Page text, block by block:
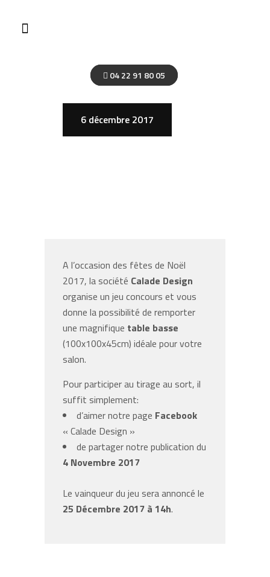
04 22 91 80 05
6 décembre 2017
A l’occasion des fêtes de Noël
2017, la société Calade Design
organise un jeu concours et vous
donne la possibilité de remporter
une magnifique table basse
(100x100x45cm) idéale pour votre
salon.
Pour participer au tirage au sort, il
suffit simplement:
d’aimer notre page Facebook
« Calade Design »
de partager notre publication du
4 Novembre 2017
Le vainqueur du jeu sera annoncé le
25 Décembre 2017 à 14h.